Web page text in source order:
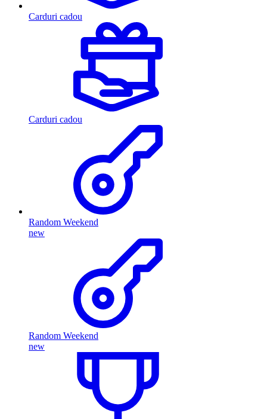
Carduri cadou
Carduri cadou
Random Weekend
new
Random Weekend
new